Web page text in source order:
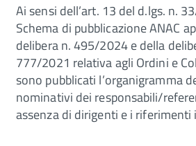
Ai sensi dell’art. 13 del d.lgs. n.
Schema di pubblicazione ANAC
delibera n. 495/2024 e della
777/2021 relativa agli Ordini e
sono pubblicati l’organigramma
nominativi dei responsabili/
assenza di dirigenti e i